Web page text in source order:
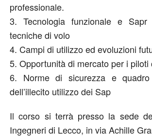
professionale.
3. Tecnologia funzionale e
tecniche di volo
4. Campi di utilizzo ed evoluzioni
5. Opportunità di mercato per i piloti
6. Norme di sicurezza e quadro
dell’illecito utilizzo dei Sap
Il corso si terrà presso la sede
Ingegneri di Lecco, in via Achille